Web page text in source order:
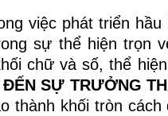
việc phát triển
sự thể hiện trọn
chữ và số, thể
SỰ TRƯỞNG
thành khối tròn